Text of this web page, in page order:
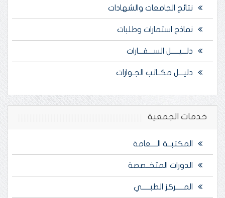
نتائج الجامعات والشهادات
نماذج استمارات وطلبات
دلـــيـــــل الســـفـــارات
دليـــل مكــاتب الجـوازات
خدمات الجمعية
المكتبــة الــــعامة
الدورات المتخــصصة
المـــــركز الطبـــــي